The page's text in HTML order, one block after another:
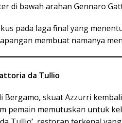
di bawah arahan Gennaro
pada laga final yang
membuat namanya
da Tullio
Bergamo, skuat Azzurri
pemain memutuskan untuk